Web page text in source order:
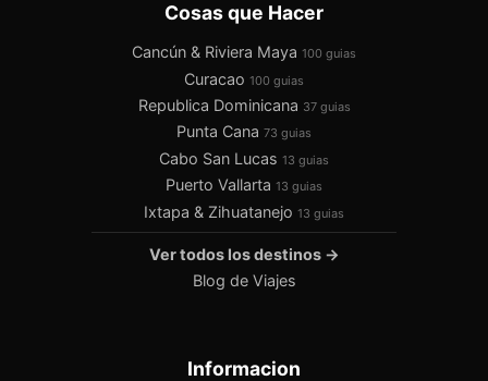
Cosas que Hacer
Cancún & Riviera Maya 100 guias
Curacao 100 guias
Republica Dominicana 37 guias
Punta Cana 73 guias
Cabo San Lucas 13 guias
Puerto Vallarta 13 guias
Ixtapa & Zihuatanejo 13 guias
Ver todos los destinos →
Blog de Viajes
Informacion